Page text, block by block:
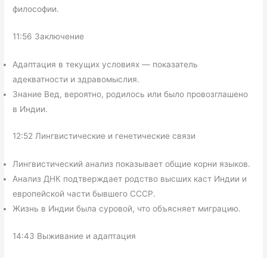
философии.
11:56 Заключение
Адаптация в текущих условиях — показатель
адекватности и здравомыслия.
Знание Вед, вероятно, родилось или было провозглашено
в Индии.
12:52 Лингвистические и генетические связи
Лингвистический анализ показывает общие корни языков.
Анализ ДНК подтверждает родство высших каст Индии и
европейской части бывшего СССР.
Жизнь в Индии была суровой, что объясняет миграцию.
14:43 Выживание и адаптация